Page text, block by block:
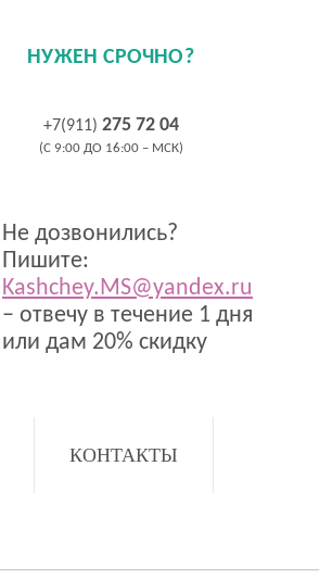
НУЖЕН СРОЧНО?
+7(911) 275 72 04
(C 9:00 ДО 16:00 – МСК)
Не дозвонились?
Пишите:
Kashchey.MS@yandex.ru
– отвечу в течение 1 дня
или дам 20% скидку
КОНТАКТЫ